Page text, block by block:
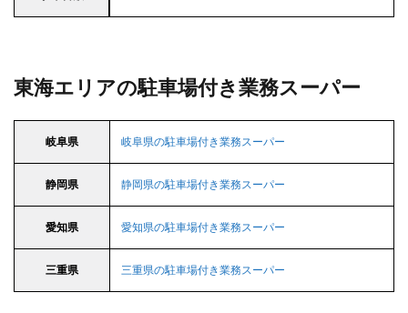
東海エリアの駐車場付き業務スーパー
岐阜県 岐阜県の駐車場付き業務スーパー
静岡県 静岡県の駐車場付き業務スーパー
愛知県 愛知県の駐車場付き業務スーパー
三重県 三重県の駐車場付き業務スーパー